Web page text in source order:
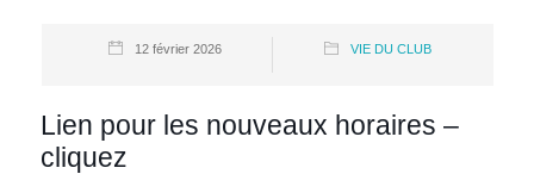
12 février 2026 VIE DU CLUB
Lien pour les nouveaux horaires –
cliquez